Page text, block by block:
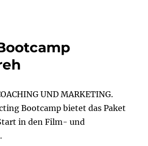
UND MARKETING.
Bootcamp bietet das Paket
in den Film- und